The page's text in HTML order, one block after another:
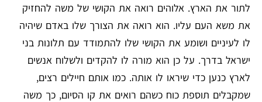
לתור את הארץ. אלוהים רואה את הקושי של משה להחזיק
את משא העם עליו. הוא רואה את הצורך שלו באדם שיהיה
לו לעיניים ושומע את הקושי שלו להתמודד עם תלונות בני
ישראל בדרך. על כן הוא מורה לו להקדים ולשלוח אנשים
לארץ כנען כדי שיראו לו אותה. כמו אותם חיילים רצים,
שמקבלים תוספת כוח כשהם רואים את קו הסיום, כך משה